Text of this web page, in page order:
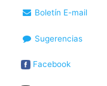
Boletín E-mail
Sugerencias
Facebook